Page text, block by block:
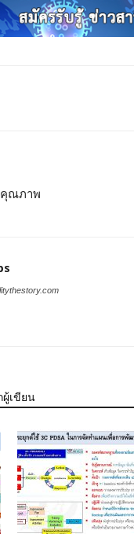
คุณภาพ
ผู้เขียน